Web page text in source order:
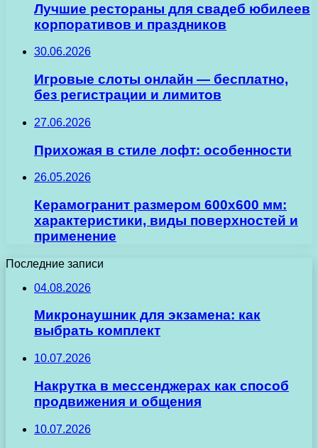
Лучшие рестораны для свадеб юбилеев
корпоративов и праздников
30.06.2026
Игровые слоты онлайн — бесплатно,
без регистрации и лимитов
27.06.2026
Прихожая в стиле лофт: особенности
26.05.2026
Керамогранит размером 600х600 мм:
характеристики, виды поверхностей и
применение
Последние записи
04.08.2026
Микронаушник для экзамена: как
выбрать комплект
10.07.2026
Накрутка в мессенджерах как способ
продвижения и общения
10.07.2026